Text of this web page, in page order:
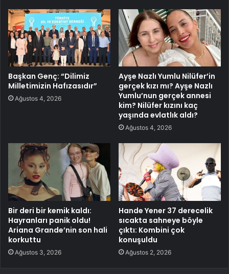
Başkan Genç: “Dilimiz
Milletimizin Hafızasıdır”
Ağustos 4, 2026
Ayşe Nazlı Yumlu Nilüfer’in
gerçek kızı mı? Ayşe Nazlı
Yumlu’nun gerçek annesi
kim? Nilüfer kızını kaç
yaşında evlatlık aldı?
Ağustos 4, 2026
Bir deri bir kemik kaldı:
Hayranları panik oldu!
Ariana Grande’nin son hali
korkuttu
Ağustos 3, 2026
Hande Yener 37 derecelik
sıcakta sahneye böyle
çıktı: Kombini çok
konuşuldu
Ağustos 2, 2026